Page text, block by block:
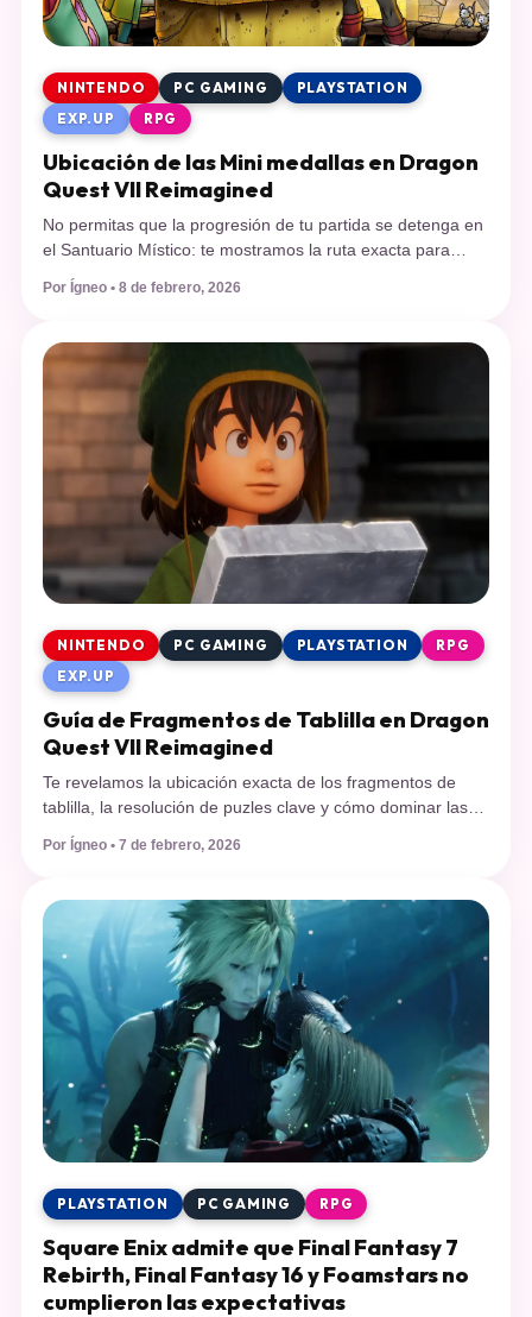
NINTENDO PC GAMING
PLAYSTATION
EXP.UP
RPG
Ubicación de las Mini medallas en Dragon
Quest VII Reimagined
No permitas que la progresión de tu partida se detenga en
el Santuario Místico: te mostramos la ruta exacta para
encontrar las 100 Mini medallas, necesarias para obtener
el Fragmento de tablilla de plata y el equipo legendario del
lanzamiento de Dragon Quest VII Reimagined el […]
Por Ígneo • 8 de febrero, 2026
NINTENDO PC GAMING PLAYSTATION
RPG
EXP.UP
Guía de Fragmentos de Tablilla en Dragon
Quest VII Reimagined
Te revelamos la ubicación exacta de los fragmentos de
tablilla, la resolución de puzles clave y cómo dominar las
nuevas herramientas de rastreo en la versión definitiva de
Dragon Quest VII Reimagined. El lanzamiento de Dragon
sido recibido con aclamación universal, logrando una
puntuación […]
Por Ígneo • 7 de febrero, 2026
PLAYSTATION PC GAMING RPG
Square Enix admite que Final Fantasy 7
Rebirth, Final Fantasy 16 y Foamstars no
cumplieron las expectativas